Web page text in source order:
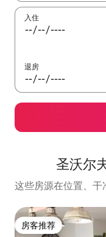
入住
退房
圣沃尔
这些房源在位置、干
房客推荐
房客推荐